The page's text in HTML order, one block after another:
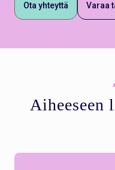
Ota yhteyttä Varaa